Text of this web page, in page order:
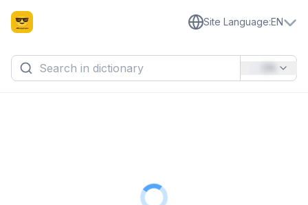
Site Language:EN